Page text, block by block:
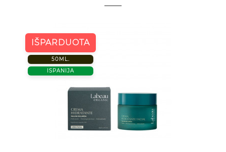
IŠPARDUOTA
50ML.
ISPANIJA